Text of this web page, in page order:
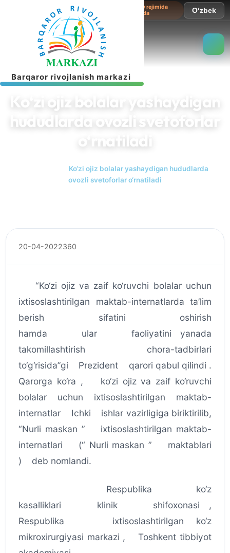
Barqaror rivojlanish markazi
Sayt sinov rejimida
ishlamoqda
O‘zbek
Ko‘zi ojiz bolalar yashaydigan
hududlarda ovozli svetoforlar
o‘rnatiladi
Ko‘zi ojiz bolalar yashaydigan hududlarda
ovozli svetoforlar o‘rnatiladi
20-04-2022360
“Ko‘zi ojiz va zaif ko‘ruvchi bolalar uchun
ixtisoslashtirilgan maktab-internatlarda ta’lim
berish sifatini oshirish
hamda ular faoliyatini yanada
takomillashtirish chora-tadbirlari
to‘g‘risida”gi Prezident qarori qabul qilindi .
Qarorga ko‘ra , ko‘zi ojiz va zaif ko‘ruvchi
bolalar uchun ixtisoslashtirilgan maktab-
internatlar Ichki ishlar vazirligiga biriktirilib,
“Nurli maskan ” ixtisoslashtirilgan maktab-
internatlari (“ Nurli maskan ” maktablari
) deb nomlandi.
Respublika ko‘z
kasalliklari klinik shifoxonasi ,
Respublika ixtisoslashtirilgan ko‘z
mikroxirurgiyasi markazi , Toshkent tibbiyot